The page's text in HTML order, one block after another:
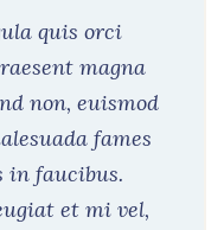
quis orci
magna
non, euismod
fames
in faucibus.
et mi vel,